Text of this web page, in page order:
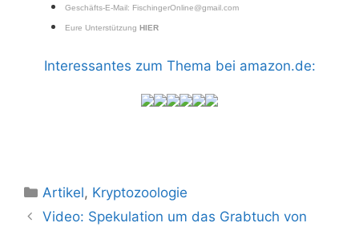
Geschäfts-E-Mail: FischingerOnline@gmail.com
Eure Unterstützung HIER
Interessantes zum Thema bei amazon.de:
Kategorien
Artikel, Kryptozoologie
Video: Spekulation um das Grabtuch von